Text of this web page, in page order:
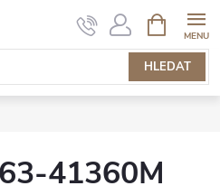
HLEDAT
NÁKUPNÍ
KOŠÍK
41360M